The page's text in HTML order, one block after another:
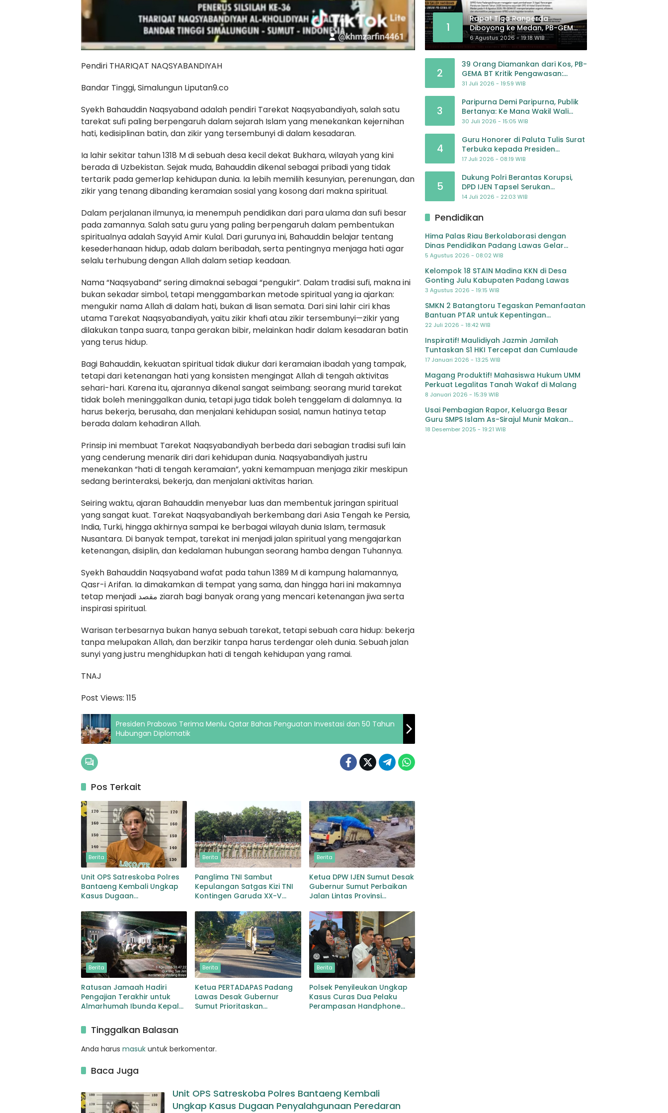
Pendiri THARIQAT NAQSYABANDIYAH
Bandar Tinggi, Simalungun Liputan9.co
Syekh Bahauddin Naqsyaband adalah pendiri Tarekat Naqsyabandiyah, salah satu
tarekat sufi paling berpengaruh dalam sejarah Islam yang menekankan kejernihan
hati, kedisiplinan batin, dan zikir yang tersembunyi di dalam kesadaran.
Ia lahir sekitar tahun 1318 M di sebuah desa kecil dekat Bukhara, wilayah yang kini
berada di Uzbekistan. Sejak muda, Bahauddin dikenal sebagai pribadi yang tidak
tertarik pada gemerlap kehidupan dunia. Ia lebih memilih kesunyian, perenungan, dan
zikir yang tenang dibanding keramaian sosial yang kosong dari makna spiritual.
Dalam perjalanan ilmunya, ia menempuh pendidikan dari para ulama dan sufi besar
pada zamannya. Salah satu guru yang paling berpengaruh dalam pembentukan
spiritualnya adalah Sayyid Amir Kulal. Dari gurunya ini, Bahauddin belajar tentang
kesederhanaan hidup, adab dalam beribadah, serta pentingnya menjaga hati agar
selalu terhubung dengan Allah dalam setiap keadaan.
Nama “Naqsyaband” sering dimaknai sebagai “pengukir”. Dalam tradisi sufi, makna ini
bukan sekadar simbol, tetapi menggambarkan metode spiritual yang ia ajarkan:
mengukir nama Allah di dalam hati, bukan di lisan semata. Dari sini lahir ciri khas
utama Tarekat Naqsyabandiyah, yaitu zikir khafi atau zikir tersembunyi—zikir yang
dilakukan tanpa suara, tanpa gerakan bibir, melainkan hadir dalam kesadaran batin
yang terus hidup.
Bagi Bahauddin, kekuatan spiritual tidak diukur dari keramaian ibadah yang tampak,
tetapi dari ketenangan hati yang konsisten mengingat Allah di tengah aktivitas
sehari-hari. Karena itu, ajarannya dikenal sangat seimbang: seorang murid tarekat
tidak boleh meninggalkan dunia, tetapi juga tidak boleh tenggelam di dalamnya. Ia
harus bekerja, berusaha, dan menjalani kehidupan sosial, namun hatinya tetap
berada dalam kehadiran Allah.
Prinsip ini membuat Tarekat Naqsyabandiyah berbeda dari sebagian tradisi sufi lain
yang cenderung menarik diri dari kehidupan dunia. Naqsyabandiyah justru
menekankan “hati di tengah keramaian”, yakni kemampuan menjaga zikir meskipun
sedang berinteraksi, bekerja, dan menjalani aktivitas harian.
Seiring waktu, ajaran Bahauddin menyebar luas dan membentuk jaringan spiritual
yang sangat kuat. Tarekat Naqsyabandiyah berkembang dari Asia Tengah ke Persia,
India, Turki, hingga akhirnya sampai ke berbagai wilayah dunia Islam, termasuk
Nusantara. Di banyak tempat, tarekat ini menjadi jalan spiritual yang mengajarkan
ketenangan, disiplin, dan kedalaman hubungan seorang hamba dengan Tuhannya.
Syekh Bahauddin Naqsyaband wafat pada tahun 1389 M di kampung halamannya,
Qasr-i Arifan. Ia dimakamkan di tempat yang sama, dan hingga hari ini makamnya
tetap menjadi مقصد ziarah bagi banyak orang yang mencari ketenangan jiwa serta
inspirasi spiritual.
Warisan terbesarnya bukan hanya sebuah tarekat, tetapi sebuah cara hidup: bekerja
tanpa melupakan Allah, dan berzikir tanpa harus terdengar oleh dunia. Sebuah jalan
sunyi yang justru menghidupkan hati di tengah kehidupan yang ramai.
TNAJ
Post Views: 115
Presiden Prabowo Terima Menlu Qatar Bahas Penguatan Investasi dan 50 Tahun
Hubungan Diplomatik
Pos Terkait
Berita
Unit OPS Satreskoba Polres
Bantaeng Kembali Ungkap
Kasus Dugaan
Narkotika Jenis Sabu
Berita
Panglima TNI Sambut
Kepulangan Satgas Kizi TNI
Kontingen Garuda XX-V
Berita
Ketua DPW IJEN Sumut Desak
Gubernur Sumut Perbaikan
Jalan Lintas Provinsi
Bayu
Berita
Ratusan Jamaah Hadiri
Pengajian Terakhir untuk
Almarhumah Ibunda Kepala
Berita
Ketua PERTADAPAS Padang
Lawas Desak Gubernur
Sumut Prioritaskan
Berita
Polsek Penyileukan Ungkap
Kasus Curas Dua Pelaku
Perampasan Handphone
Tinggalkan Balasan
Anda harus masuk untuk berkomentar.
Baca Juga
Unit OPS Satreskoba Polres Bantaeng Kembali
Ungkap Kasus Dugaan Penyalahgunaan Peredaran
1
Rapat Tiga Ranperda
Diboyong ke Medan, PB-GEMA
BT: Jangan Jadikan APBD
Ladang Pembiayaan yang
6 Agustus 2026 - 19:18 WIB
2
39 Orang Diamankan dari Kos, PB-
GEMA BT Kritik Pengawasan:
Jangan Tunggu Masyarakat
31 Juli 2026 - 19:59 WIB
3
Paripurna Demi Paripurna, Publik
Bertanya: Ke Mana Wakil Wali
Kota Padangsidimpuan?
30 Juli 2026 - 15:05 WIB
4
Guru Honorer di Paluta Tulis Surat
Terbuka kepada Presiden
Prabowo, Mohon Keadilan atas
17 Juli 2026 - 08:19 WIB
5
Dukung Polri Berantas Korupsi,
DPD IJEN Tapsel Serukan
Pengawalan Kasus Mantan
14 Juli 2026 - 22:03 WIB
Pendidikan
Hima Palas Riau Berkolaborasi dengan
Dinas Pendidikan Padang Lawas Gelar
Pelatihan OSIS SMP se-Kabupaten Padang
5 Agustus 2026 - 08:02 WIB
Kelompok 18 STAIN Madina KKN di Desa
Gonting Julu Kabupaten Padang Lawas
3 Agustus 2026 - 19:15 WIB
SMKN 2 Batangtoru Tegaskan Pemanfaatan
Bantuan PTAR untuk Kepentingan
Pendidikan
22 Juli 2026 - 18:42 WIB
Inspiratif! Maulidiyah Jazmin Jamilah
Tuntaskan S1 HKI Tercepat dan Cumlaude
17 Januari 2026 - 13:25 WIB
Magang Produktif! Mahasiswa Hukum UMM
Perkuat Legalitas Tanah Wakaf di Malang
8 Januari 2026 - 15:39 WIB
Usai Pembagian Rapor, Keluarga Besar
Guru SMPS Islam As-Sirajul Munir Makan
Bersama Sambut Libur Awal Semester
18 Desember 2025 - 19:21 WIB